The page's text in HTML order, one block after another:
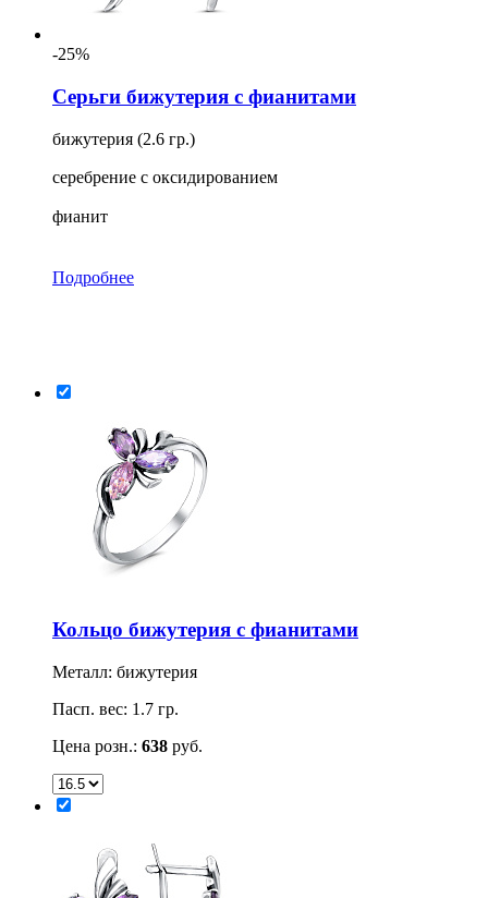
-25%
Серьги бижутерия с фианитами
бижутерия (2.6 гр.)
серебрение с оксидированием
фианит
Подробнее
Кольцо бижутерия с фианитами
Металл: бижутерия
Пасп. вес: 1.7 гр.
Цена розн.: 638 руб.